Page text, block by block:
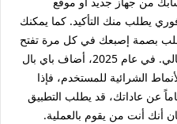
يطلب منك التأكيد. كما يمكنك
بصمة إصبعك في كل مرة تفتح
فيها التطبيق أو تحاول إرسال مبلغ مالي. في عام 2025، أضاف باي بال
الشرائية للمستخدم، فإذا
عن عاداتك، قد يطلب التطبيق
أنك أنت من يقوم بالعملية.